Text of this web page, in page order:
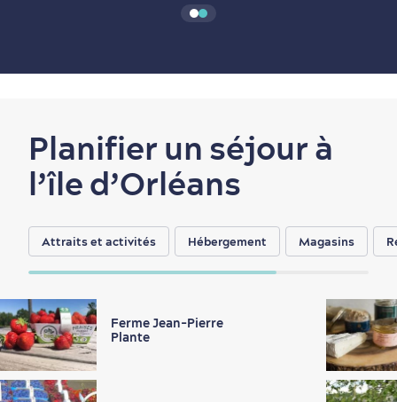
Planifier un séjour à
l’île d’Orléans
Attraits et activités Hébergement Magasins
Ferme Jean-Pierre
Plante